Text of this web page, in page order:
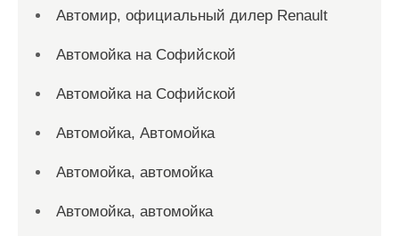
Автомир, официальный дилер Renault
Автомойка на Софийской
Автомойка на Софийской
Автомойка, Автомойка
Автомойка, автомойка
Автомойка, автомойка